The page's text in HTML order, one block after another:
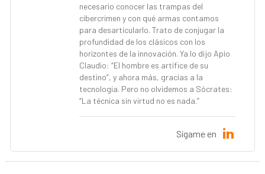
necesario conocer las trampas del
cibercrimen y con qué armas contamos
para desarticularlo. Trato de conjugar la
profundidad de los clásicos con los
horizontes de la innovación. Ya lo dijo Apio
Claudio: “El hombre es artífice de su
destino”, y ahora más, gracias a la
tecnología. Pero no olvidemos a Sócrates:
“La técnica sin virtud no es nada.”
Sígame en